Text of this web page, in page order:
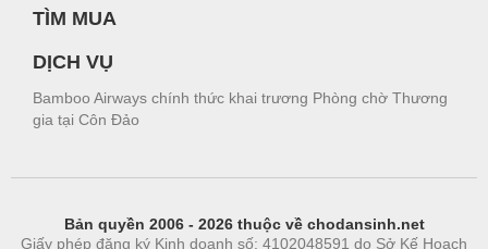
TÌM MUA
DỊCH VỤ
Bamboo Airways chính thức khai trương Phòng chờ Thương
gia tại Côn Đảo
Bản quyền 2006 - 2026 thuộc về chodansinh.net
Giấy phép đăng ký Kinh doanh số: 4102048591 do Sở Kế Hoạch